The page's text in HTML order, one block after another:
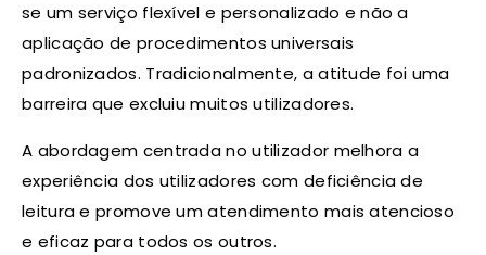
se um serviço flexível e personalizado e não a
aplicação de procedimentos universais
padronizados. Tradicionalmente, a atitude foi uma
barreira que excluiu muitos utilizadores.
A abordagem centrada no utilizador melhora a
experiência dos utilizadores com deficiência de
leitura e promove um atendimento mais atencioso
e eficaz para todos os outros.